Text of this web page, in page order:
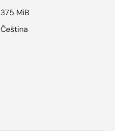
375 MiB
Čeština